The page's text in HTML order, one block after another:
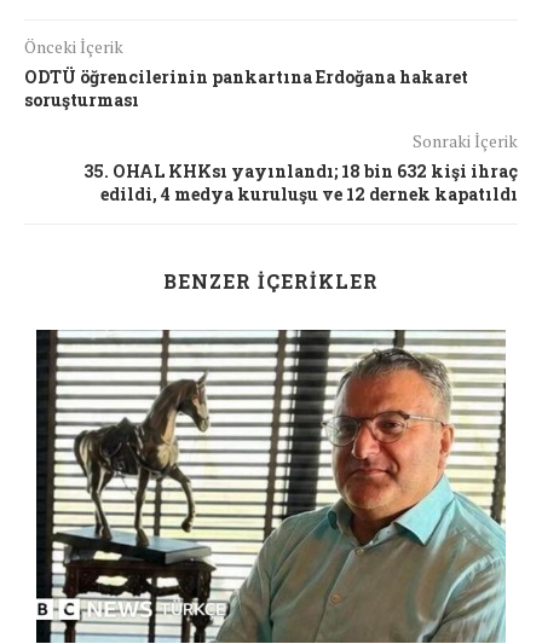
Önceki İçerik
ODTÜ öğrencilerinin pankartına Erdoğana hakaret
soruşturması
Sonraki İçerik
35. OHAL KHKsı yayınlandı; 18 bin 632 kişi ihraç
edildi, 4 medya kuruluşu ve 12 dernek kapatıldı
BENZER İÇERIKLER